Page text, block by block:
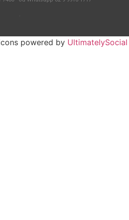
.
powered by UltimatelySocial